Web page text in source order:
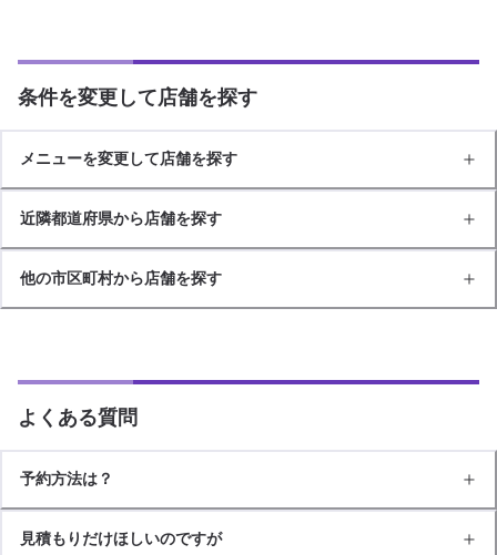
条件を変更して店舗を探す
メニューを変更して店舗を探す
近隣都道府県から店舗を探す
他の市区町村から店舗を探す
よくある質問
予約方法は？
見積もりだけほしいのですが